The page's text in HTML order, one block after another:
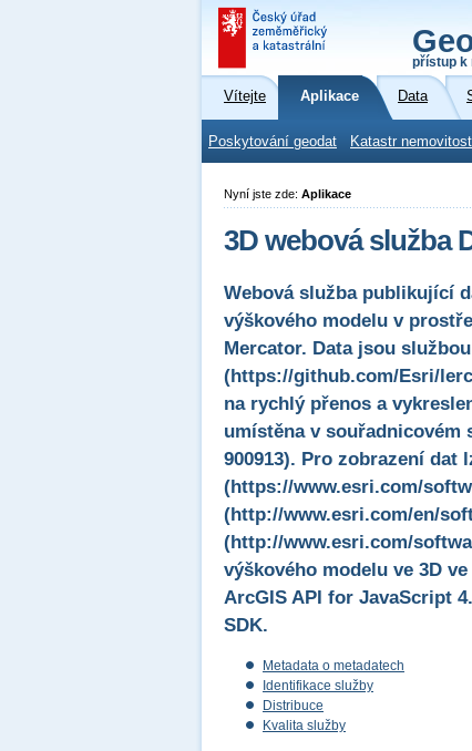
přístup k
Vítejte Aplikace Data
Poskytování geodat Katastr
Nyní jste zde: Aplikace
3D webová služba
Webová služba publikující
výškového modelu v
Mercator. Data jsou
(https://github.com/Esri/
na rychlý přenos a
umístěna v souřadnicovém
900913). Pro zobrazení dat
(https://www.esri.com/
(http://www.esri.com/en/
(http://www.esri.com/
výškového modelu ve 3D
ArcGIS API for JavaScript
SDK.
Metadata o metadatech
Identifikace služby
Distribuce
Kvalita služby